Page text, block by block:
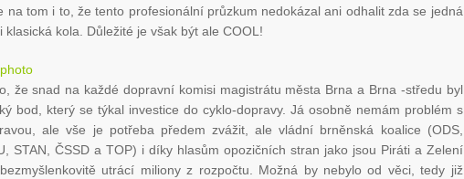
na tom i to, že tento profesionální průzkum nedokázal ani odhalit zda se jedná
klasická kola. Důležité je však být ale COOL!
že snad na každé dopravní komisi magistrátu města Brna a Brna -středu byl
bod, který se týkal investice do cyklo-dopravy. Já osobně nemám problém s
ale vše je potřeba předem zvážit, ale vládní brněnská koalice (ODS,
STAN, ČSSD a TOP) i díky hlasům opozičních stran jako jsou Piráti a Zelení
utrácí miliony z rozpočtu. Možná by nebylo od věci, tedy již